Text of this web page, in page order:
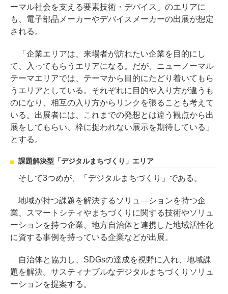
ーマル社会を支える要素技術・デバイス」のエリアに
も、電子部品メーカーやデバイスメーカーの出展が想定
される。
「企業エリアは、来場者が訪れたい企業を目的にし
て、入ってもらうエリアになる。だが、ニューノーマル
テーマエリアでは、テーマから目的にたどり着いてもら
うエリアとしている。それぞれに目的や入り方が違うも
のになり、相互の入り方からリンクを張ることも考えて
いる。出展者には、これまでの発想とは違う観点から出
展をしてもらい、枠に捉われない展示を期待している」
とする。
課題解決型「デジタルまちづくり」エリア
そして3つめが、「デジタルまちづくり」である。
地域が持つ課題を解決するソリュ―ションを持つ企
業、スマートシティやまちづくりに関する技術やソリュ
ーションを持つ企業、地方自治体と連携した地域活性化
に資する事例を持っている企業などが出展。
自治体と協力し、SDGsの達成を視野に入れ、地域課
題を解決。サスティナブルなデジタルまちづくりソリュ
ーションを提案する。